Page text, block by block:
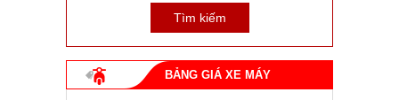
BẢNG GIÁ XE MÁY